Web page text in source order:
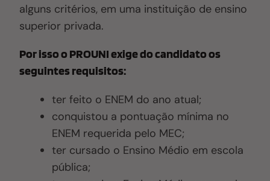
alguns critérios, em uma instituição de ensino
superior privada.
Por isso o PROUNI exige do candidato os
seguintes requisitos:
ter feito o ENEM do ano atual;
conquistou a pontuação mínima no
ENEM requerida pelo MEC;
ter cursado o Ensino Médio em escola
pública;